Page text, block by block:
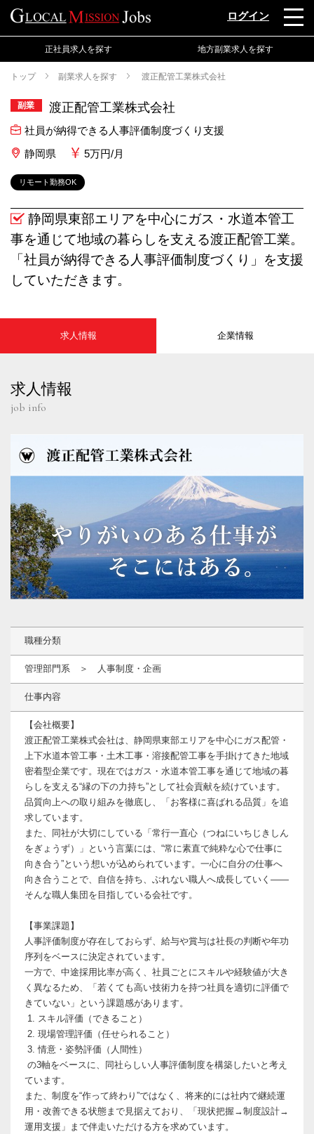
ログイン
正社員求人を探す 地方副業求人を探す
トップ 副業求人を探す 渡正配管工業株式会社
副業 渡正配管工業株式会社
社員が納得できる人事評価制度づくり支援
静岡県
5万円/月
リモート勤務OK
静岡県東部エリアを中心にガス・水道本管工
事を通じて地域の暮らしを支える渡正配管工業。
「社員が納得できる人事評価制度づくり」を支援
していただきます。
求人情報 企業情報
求人情報
job info
職種分類
管理部門系 ＞ 人事制度・企画
仕事内容
【会社概要】
渡正配管工業株式会社は、静岡県東部エリアを中心にガス配管・
上下水道本管工事・土木工事・溶接配管工事を手掛けてきた地域
密着型企業です。現在ではガス・水道本管工事を通じて地域の暮
らしを支える“縁の下の力持ち”として社会貢献を続けています。
品質向上への取り組みを徹底し、「お客様に喜ばれる品質」を追
求しています。
また、同社が大切にしている「常行一直心（つねにいちじきしん
をぎょうず）」という言葉には、“常に素直で純粋な心で仕事に
向き合う”という想いが込められています。一心に自分の仕事へ
向き合うことで、自信を持ち、ぶれない職人へ成長していく——
そんな職人集団を目指している会社です。
【事業課題】
人事評価制度が存在しておらず、給与や賞与は社長の判断や年功
序列をベースに決定されています。
一方で、中途採用比率が高く、社員ごとにスキルや経験値が大き
く異なるため、「若くても高い技術力を持つ社員を適切に評価で
きていない」という課題感があります。
1. スキル評価（できること）
2. 現場管理評価（任せられること）
3. 情意・姿勢評価（人間性）
の3軸をベースに、同社らしい人事評価制度を構築したいと考え
ています。
また、制度を“作って終わり”ではなく、将来的には社内で継続運
用・改善できる状態まで見据えており、「現状把握→制度設計→
運用支援」まで伴走いただける方を求めています。